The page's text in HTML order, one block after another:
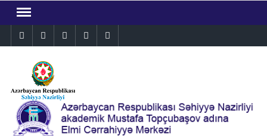
contentInstagramFacebookLinkedinTwitterYouTube